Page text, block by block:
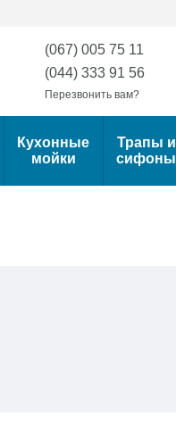
(067) 005 75 11
(044) 333 91 56
Перезвонить вам?
Кухонные
мойки
Трапы и
сифоны